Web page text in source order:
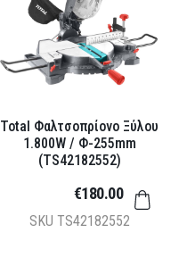
Total Φαλτσοπρίονο Ξύλου
1.800W / Φ-255mm
(TS42182552)
SKU TS42182552
€180.00